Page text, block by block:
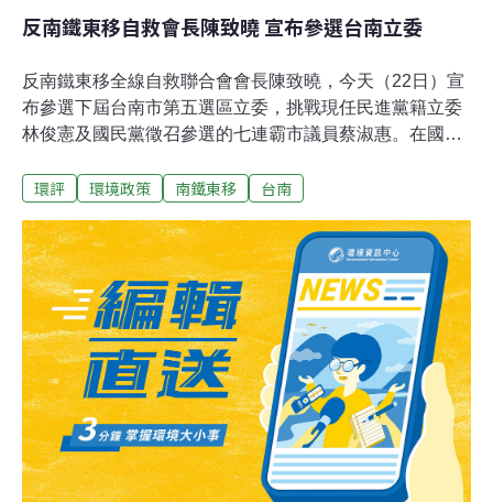
反南鐵東移自救會長陳致曉 宣布參選台南立委
反南鐵東移全線自救聯合會會長陳致曉，今天（22日）宣
布參選下屆台南市第五選區立委，挑戰現任民進黨籍立委
林俊憲及國民黨徵召參選的七連霸市議員蔡淑惠。在國立
化東移的抗爭活動，他今天在台南市南區南門路勞工育樂
說，台南是新潮流系的重災區，台南已成為新黨國權貴的
土地遊戲所在地，他選擇投入選舉，從翻轉台南做起。林
俊憲是前行政院長賴清德的嫡系大將，他得知陳致曉宣布
參選第五選區立委後表示，陳致曉一直反對南鐵地下化，
但政府對拆遷戶的照顧是可受公評的，他尊重每個人參選
的權利。角逐下屆台南市第五選區立委的檯面人物，除林
俊憲、陳致曉外，還有國民黨籍的蔡淑惠；只是國民黨地
方政治人物對蔡淑惠被徵召有異議，黨內有待整合。
環評 環境政策 南鐵東移 台南